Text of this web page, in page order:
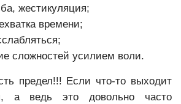
жестикуляция;
времени;
сложностей усилием воли.
предел!!! Если что-то выходит
а ведь это довольно часто